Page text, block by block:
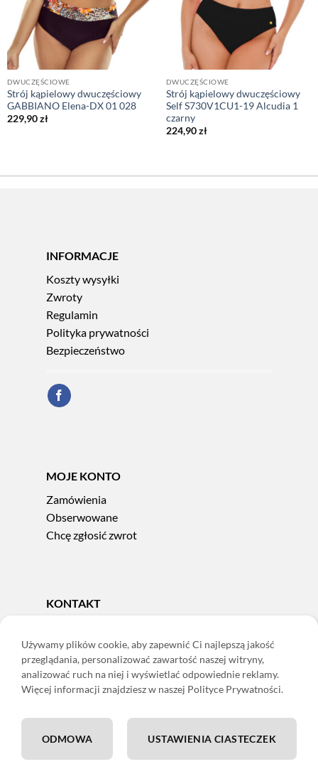
DWUCZĘŚCIOWE
Strój kąpielowy dwuczęściowy
GABBIANO Elena-DX 01 028
229,90zł
DWUCZĘŚCIOWE
Strój kąpielowy dwuczęściowy
Self S730V1CU1-19 Alcudia 1
czarny
224,90zł
INFORMACJE
Koszty wysyłki
Zwroty
Regulamin
Polityka prywatności
Bezpieczeństwo
MOJE KONTO
Zamówienia
Obserwowane
Chcę zgłosić zwrot
KONTAKT
e-mail:sklep@adoris.pl
poniedziałek - piątek 8:00-16:00
Adoris Dorota Święcka
58-502 Jelenia Góra
ING: 22 1050 1751 1000 0091 0971 2688
Używamy plików cookie, aby zapewnić Ci najlepszą jakość
przeglądania, personalizować zawartość naszej witryny,
analizować ruch na niej i wyświetlać odpowiednie reklamy.
Więcej informacji znajdziesz w naszej Polityce Prywatności.
USTAWIENIA CIASTECZEK
ODMOWA